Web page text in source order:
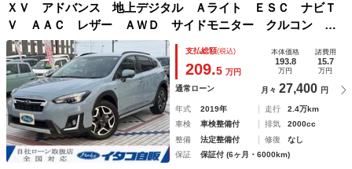
ＸＶ アドバンス 地上デジタル Ａライト ＥＳＣ ナビＴ
Ｖ ＡＡＣ レザー ＡＷＤ サイドモニター クルコン ス
マキ Ｄレコ Ｐシート ＤＶＤ再生可 ＬＥＤヘッド ルー
フレール Ｂｔオーディオ メモリーナビ バックカメ
支払総額(税込)
209.5 万円
本体価格
193.8
万円
諸費用
15.7
万円
通常ローン 月々 27,400 円
年式 2019年 走行
2.4万km
車検
車検整備付 排気
2000cc
整備
法定整備付 修復
なし
保証
保証付 (6ヶ月・6000km)